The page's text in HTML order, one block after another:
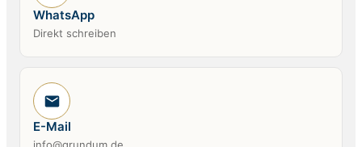
WhatsApp
Direkt schreiben
E-Mail